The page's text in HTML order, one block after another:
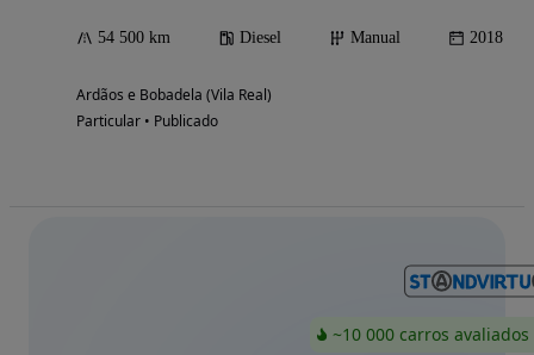
54 500 km Diesel Manual 2018
Ardãos e Bobadela (Vila Real)
Particular • Publicado
~10 000 carros